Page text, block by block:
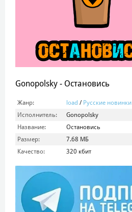
Gonopolsky - Остановись
Жанр: load / Русские новинки
Исполнитель:
Gonopolsky
Название:
Остановись
Размер:
7.68 МБ
Качество:
320 кбит